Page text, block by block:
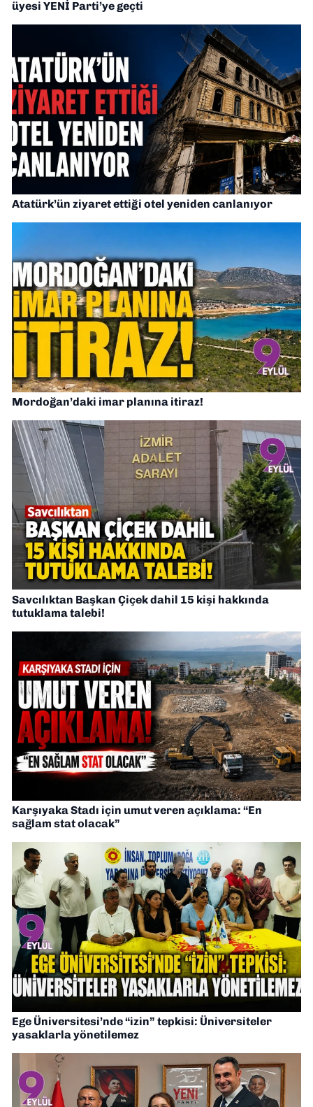
üyesi YENİ Parti’ye geçti
Atatürk’ün ziyaret ettiği otel yeniden canlanıyor
Mordoğan’daki imar planına itiraz!
Savcılıktan Başkan Çiçek dahil 15 kişi hakkında
tutuklama talebi!
Karşıyaka Stadı için umut veren açıklama: “En
sağlam stat olacak”
Ege Üniversitesi’nde “izin” tepkisi: Üniversiteler
yasaklarla yönetilemez